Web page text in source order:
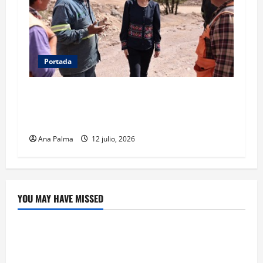
Portada
Ana Palma 12 julio, 2026
YOU MAY HAVE MISSED
Crítica de Cine